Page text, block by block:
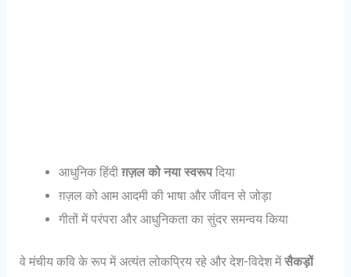
आधुनिक हिंदी ग़ज़ल को नया स्वरूपदिया
ग़ज़ल को आम आदमी की भाषा और जीवन से जोड़ा
गीतों में परंपरा और आधुनिकता का सुंदर समन्वय किया
वे मंचीय कवि के रूप में अत्यंत लोकप्रिय रहे और देश-विदेश मेंसैकड़ों